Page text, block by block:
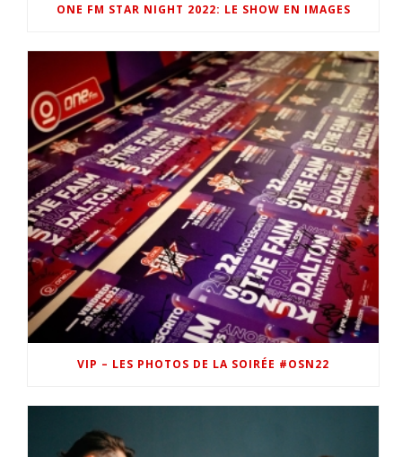
ONE FM STAR NIGHT 2022: LE SHOW EN IMAGES
VIP – LES PHOTOS DE LA SOIRÉE #OSN22